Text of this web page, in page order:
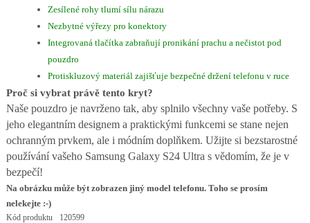
Zesílené rohy tlumí sílu nárazu
Nezbytné výřezy pro konektory
Integrovaná tlačítka zabraňují pronikání prachu a nečistot pod
pouzdro
Protiskluzový materiál zajišťuje bezpečné držení telefonu v ruce
Proč si vybrat právě tento kryt?
Naše pouzdro je navrženo tak, aby splnilo všechny vaše potřeby. S
jeho elegantním designem a praktickými funkcemi se stane nejen
ochranným prvkem, ale i módním doplňkem. Užijte si bezstarostné
používání vašeho Samsung Galaxy S24 Ultra s vědomím, že je v
bezpečí!
Na obrázku může být zobrazen jiný model telefonu. Toho se prosím
nelekejte :-)
Kód produktu 120599